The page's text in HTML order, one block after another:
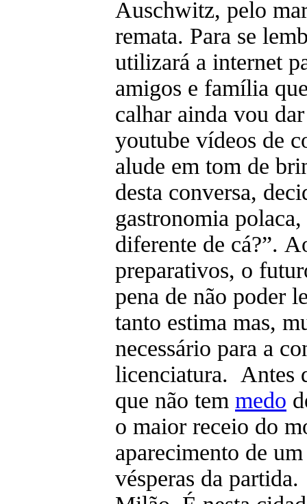
Auschwitz, pelo
remata. Para se
utilizará a internet
amigos e família
calhar ainda vou
youtube vídeos de
alude em tom de
desta conversa,
gastronomia
diferente de cá?”.
preparativos, o
pena de não poder
tanto estima mas,
necessário para a
licenciatura. Antes
que não tem medo
o maior receio do
aparecimento de
vésperas da partida.